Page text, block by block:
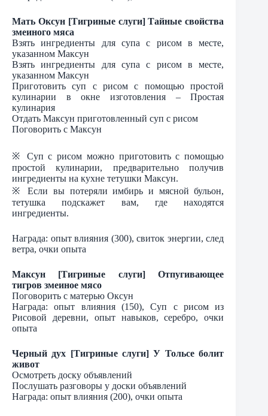
Мать Оксун [Тигриные слуги] Тайные свойства
змеиного мяса
Взять ингредиенты для супа с рисом в месте,
указанном Максун
Взять ингредиенты для супа с рисом в месте,
указанном Максун
Приготовить суп с рисом с помощью простой
кулинарии в окне изготовления – Простая
кулинария
Отдать Максун приготовленный суп с рисом
Поговорить с Максун
※ Суп с рисом можно приготовить с помощью
простой кулинарии, предварительно получив
ингредиенты на кухне тетушки Максун.
※ Если вы потеряли имбирь и мясной бульон,
тетушка подскажет вам, где находятся
ингредиенты.
Награда: опыт влияния (300), свиток энергии, след
ветра, очки опыта
Максун [Тигриные слуги] Отпугивающее
тигров змеиное мясо
Поговорить с матерью Оксун
Награда: опыт влияния (150), Суп с рисом из
Рисовой деревни, опыт навыков, серебро, очки
опыта
Черный дух [Тигриные слуги] У Тольсе болит
живот
Осмотреть доску объявлений
Послушать разговоры у доски объявлений
Награда: опыт влияния (200), очки опыта